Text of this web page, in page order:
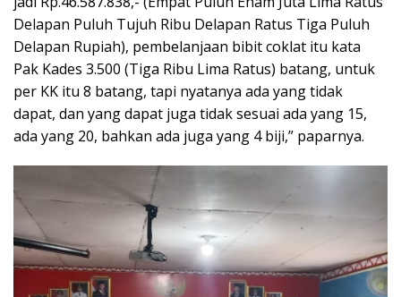
Delapan Puluh Tujuh Ribu Delapan Ratus Tiga Puluh
Delapan Rupiah), pembelanjaan bibit coklat itu kata
Pak Kades 3.500 (Tiga Ribu Lima Ratus) batang, untuk
per KK itu 8 batang, tapi nyatanya ada yang tidak
dapat, dan yang dapat juga tidak sesuai ada yang 15,
ada yang 20, bahkan ada juga yang 4 biji,” paparnya.